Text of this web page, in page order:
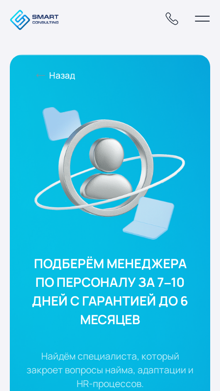
Назад
ПОДБЕРЁМ МЕНЕДЖЕРА
ПО ПЕРСОНАЛУ ЗА 7–10
ДНЕЙ С ГАРАНТИЕЙ ДО 6
МЕСЯЦЕВ
Найдём специалиста, который
закроет вопросы найма, адаптации и
HR-процессов.